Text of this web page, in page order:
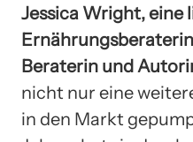
Jessica Wright, eine
Beraterin und
nicht nur eine
in den Markt